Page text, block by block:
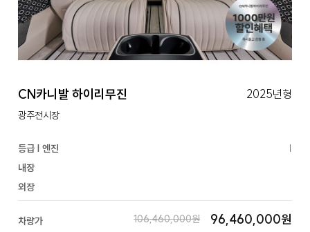
CN카니발 하이리무진 2025년형
광주전시장
등급 | 엔진
|
내장
외장
차량가 106,460,000원 96,460,000원